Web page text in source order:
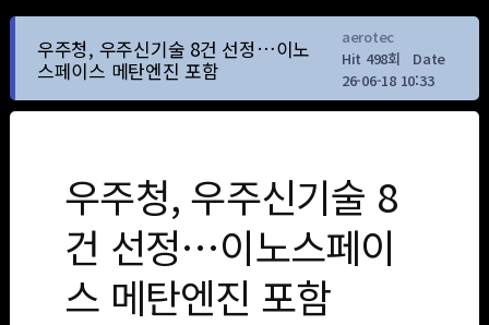
우주청, 우주신기술 8건 선정…이노
스페이스 메탄엔진 포함
aerotec
Hit 498회
Date
26-06-18 10:33
우주청, 우주신기술 8
건 선정…이노스페이
스 메탄엔진 포함